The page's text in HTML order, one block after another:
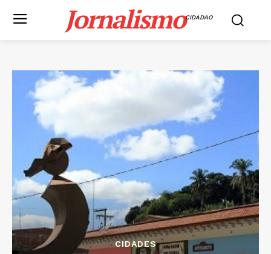
JornalismoCIDADAO
CIDADES